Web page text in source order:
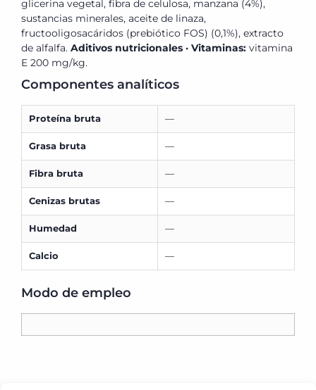
glicerina vegetal, fibra de celulosa, manzana (4%),
sustancias minerales, aceite de linaza,
fructooligosacáridos (prebiótico FOS) (0,1%), extracto
de alfalfa. Aditivos nutricionales · Vitaminas: vitamina
E 200 mg/kg.
Componentes analíticos
Proteína bruta —
Grasa bruta —
Fibra bruta —
Cenizas brutas —
Humedad —
Calcio —
Modo de empleo